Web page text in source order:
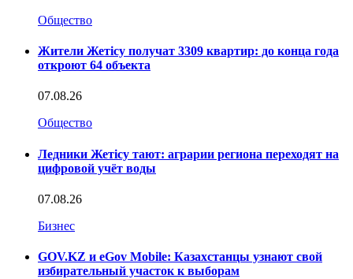
Общество
Жители Жетісу получат 3309 квартир: до конца года
откроют 64 объекта
07.08.26
Общество
Ледники Жетісу тают: аграрии региона переходят на
цифровой учёт воды
07.08.26
Бизнес
GOV.KZ и eGov Mobile: Казахстанцы узнают свой
избирательный участок к выборам